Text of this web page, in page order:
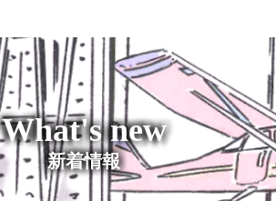
What's new
新着情報